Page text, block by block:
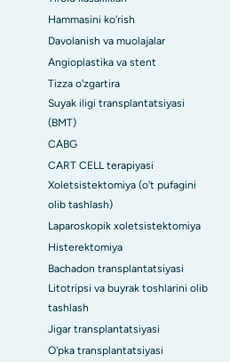
Hammasini ko'rish
Davolanish va muolajalar
Angioplastika va stent
Tizza o'zgartira
Suyak iligi transplantatsiyasi
(BMT)
CABG
CART CELL terapiyasi
Xoletsistektomiya (o't pufagini
olib tashlash)
Laparoskopik xoletsistektomiya
Histerektomiya
Bachadon transplantatsiyasi
Litotripsi va buyrak toshlarini olib
tashlash
Jigar transplantatsiyasi
O'pka transplantatsiyasi